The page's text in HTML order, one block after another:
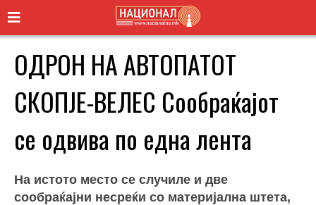
ОДРОН НА АВТОПАТОТ
СКОПЈЕ-ВЕЛЕС Сообраќајот
се одвива по една лента
На истото место се случиле и две
сообраќајни несреќи со материјална штета,